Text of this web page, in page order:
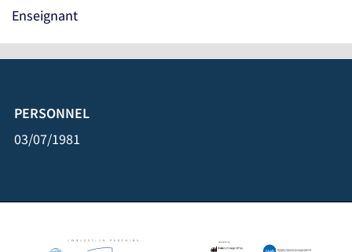
Enseignant
PERSONNEL
03/07/1981